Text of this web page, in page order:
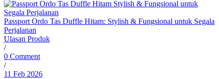
Passport Ordo Tas Duffle Hitam: Stylish & Fungsional untuk Segala
Perjalanan
Ulasan Produk
/
0 Comment
/
11 Feb 2026